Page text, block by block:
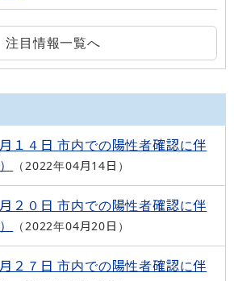
注目情報一覧へ
１４日 市内での陽性者確認に伴
2022年04月14日
２０日 市内での陽性者確認に伴
2022年04月20日
２７日 市内での陽性者確認に伴